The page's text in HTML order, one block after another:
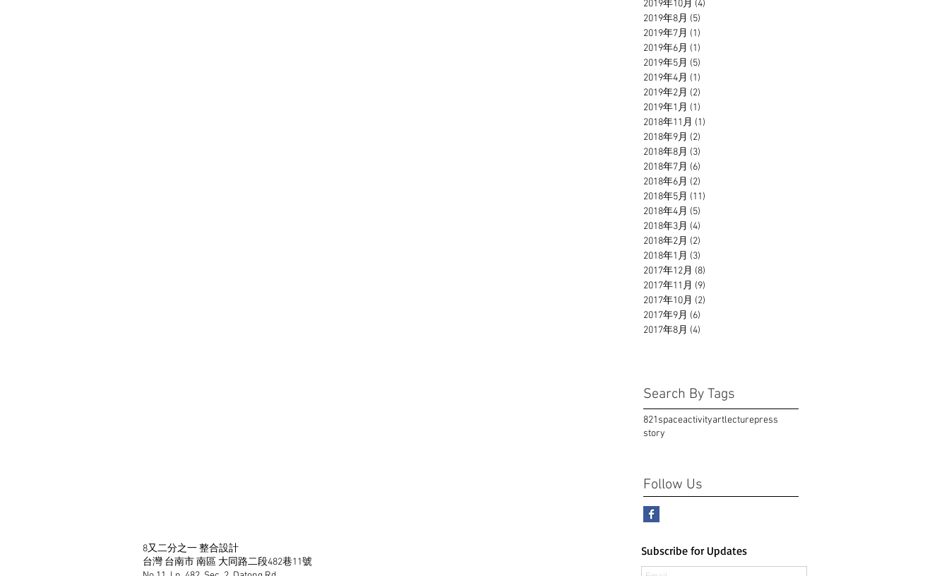
2019年10月 (4)
2019年8月 (5)
2019年7月 (1)
2019年6月 (1)
2019年5月 (5)
2019年4月 (1)
2019年2月 (2)
2019年1月 (1)
2018年11月 (1)
2018年9月 (2)
2018年8月 (3)
2018年7月 (6)
2018年6月 (2)
2018年5月 (11)
2018年4月 (5)
2018年3月 (4)
2018年2月 (2)
2018年1月 (3)
2017年12月 (8)
2017年11月 (9)
2017年10月 (2)
2017年9月 (6)
2017年8月 (4)
Search By Tags
821spaceactivityartlecturepress
story
Follow Us
8又二分之一 整合設計
台灣 台南市 南區 大同路二段482巷11號
Subscribe for Updates